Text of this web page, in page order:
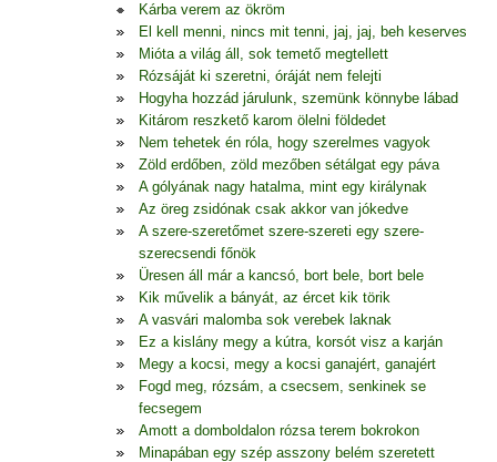
Kárba verem az ökröm
El kell menni, nincs mit tenni, jaj, jaj, beh keserves
Mióta a világ áll, sok temető megtellett
Rózsáját ki szeretni, óráját nem felejti
Hogyha hozzád járulunk, szemünk könnybe lábad
Kitárom reszkető karom ölelni földedet
Nem tehetek én róla, hogy szerelmes vagyok
Zöld erdőben, zöld mezőben sétálgat egy páva
A gólyának nagy hatalma, mint egy királynak
Az öreg zsidónak csak akkor van jókedve
A szere-szeretőmet szere-szereti egy szere-
szerecsendi főnök
Üresen áll már a kancsó, bort bele, bort bele
Kik művelik a bányát, az ércet kik törik
A vasvári malomba sok verebek laknak
Ez a kislány megy a kútra, korsót visz a karján
Megy a kocsi, megy a kocsi ganajért, ganajért
Fogd meg, rózsám, a csecsem, senkinek se
fecsegem
Amott a domboldalon rózsa terem bokrokon
Minapában egy szép asszony belém szeretett